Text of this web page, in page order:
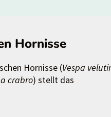
Hornisse
Hornisse (Vespa
crabro) stellt das